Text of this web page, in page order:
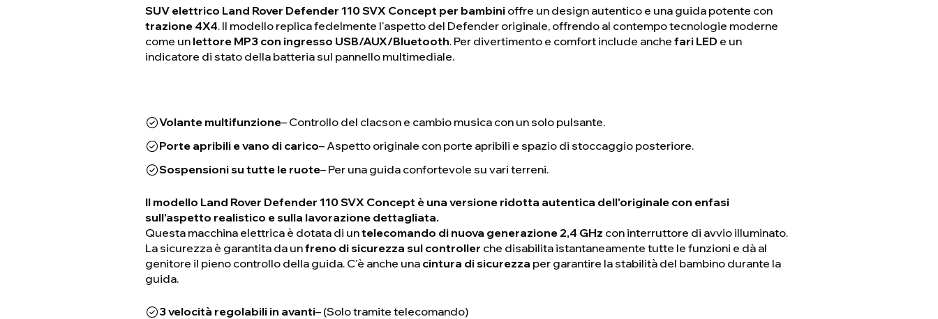
SUV elettrico Land Rover Defender 110 SVX Concept per bambini offre un design autentico e una guida potente con
trazione 4X4. Il modello replica fedelmente l'aspetto del Defender originale, offrendo al contempo tecnologie moderne
come un lettore MP3 con ingresso USB/AUX/Bluetooth. Per divertimento e comfort include anche fari LED e un
indicatore di stato della batteria sul pannello multimediale.
Volante multifunzione– Controllo del clacson e cambio musica con un solo pulsante.
Porte apribili e vano di carico– Aspetto originale con porte apribili e spazio di stoccaggio posteriore.
Sospensioni su tutte le ruote– Per una guida confortevole su vari terreni.
Il modello Land Rover Defender 110 SVX Concept è una versione ridotta autentica dell'originale con enfasi
sull'aspetto realistico e sulla lavorazione dettagliata.
Questa macchina elettrica è dotata di untelecomando di nuova generazione 2,4 GHz con interruttore di avvio illuminato.
La sicurezza è garantita da unfreno di sicurezza sul controller che disabilita istantaneamente tutte le funzioni e dà al
genitore il pieno controllo della guida. C'è anche una cintura di sicurezza per garantire la stabilità del bambino durante la
guida.
3 velocità regolabili in avanti– (Solo tramite telecomando)